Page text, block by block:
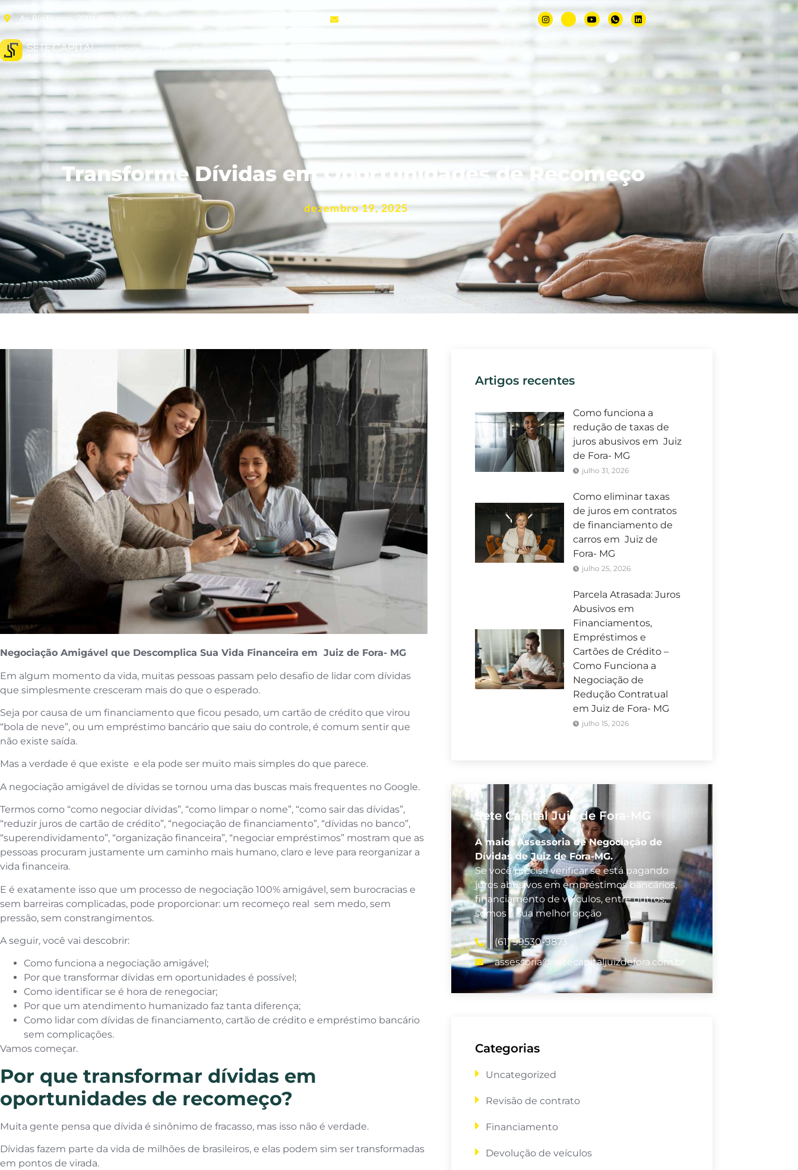
Av. Rio Branco, 2001, Sala 1905 - Centro, Juiz de Fora - MG, 36013-020
Início
Transforme Dívidas em Oportunidades de Recomeço
dezembro 19, 2025
Negociação Amigável que Descomplica Sua Vida Financeira em Juiz de Fora- MG
Em algum momento da vida, muitas pessoas passam pelo desafio de lidar com dívidas
que simplesmente cresceram mais do que o esperado.
Seja por causa de um financiamento que ficou pesado, um cartão de crédito que virou
“bola de neve”, ou um empréstimo bancário que saiu do controle, é comum sentir que
não existe saída.
Mas a verdade é que existe e ela pode ser muito mais simples do que parece.
A negociação amigável de dívidas se tornou uma das buscas mais frequentes no Google.
Termos como “como negociar dívidas”, “como limpar o nome”, “como sair das dívidas”,
“reduzir juros de cartão de crédito”, “negociação de financiamento”, “dívidas no banco”,
“superendividamento”, “organização financeira”, “negociar empréstimos” mostram que as
pessoas procuram justamente um caminho mais humano, claro e leve para reorganizar a
vida financeira.
E é exatamente isso que um processo de negociação 100% amigável, sem burocracias e
sem barreiras complicadas, pode proporcionar: um recomeço real sem medo, sem
pressão, sem constrangimentos.
A seguir, você vai descobrir:
Como funciona a negociação amigável;
Por que transformar dívidas em oportunidades é possível;
Como identificar se é hora de renegociar;
Por que um atendimento humanizado faz tanta diferença;
Como lidar com dívidas de financiamento, cartão de crédito e empréstimo bancário
sem complicações.
Vamos começar.
Por que transformar dívidas em
oportunidades de recomeço?
Muita gente pensa que dívida é sinônimo de fracasso, mas isso não é verdade.
Dívidas fazem parte da vida de milhões de brasileiros, e elas podem sim ser transformadas
em pontos de virada.
Artigos recentes
Como funciona a
redução de taxas de
juros abusivos em Juiz
de Fora- MG
julho 31, 2026
Como eliminar taxas
de juros em contratos
de financiamento de
carros em Juiz de
Fora- MG
julho 25, 2026
Parcela Atrasada: Juros
Abusivos em
Financiamentos,
Empréstimos e
Cartões de Crédito –
Como Funciona a
Negociação de
Redução Contratual
em Juiz de Fora- MG
julho 15, 2026
Sete Capital Juiz de Fora-MG
A maior Assessoria de Negociação de
Dívidas de Juiz de Fora-MG.
Se você precisa verificar se está pagando
juros abusivos em empréstimos bancários,
financiamento de veículos, entre outros,
somos a sua melhor opção
(61) 99530-9873
assessoria@setecapitaljuizdefora.com.br
Categorias
Uncategorized
Revisão de contrato
Financiamento
Devolução de veículos